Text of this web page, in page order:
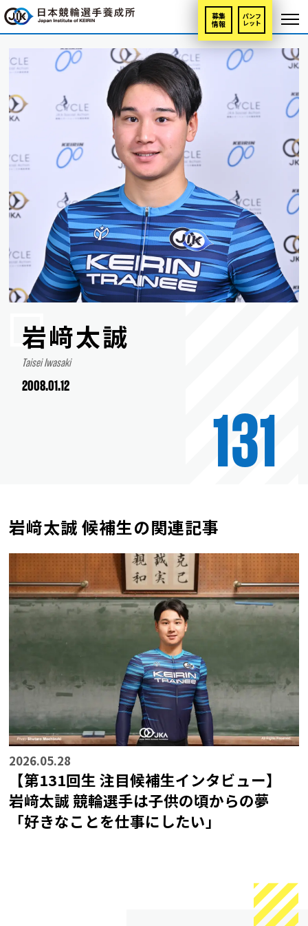
募集
情報
パンフ
レット
岩﨑太誠
Taisei Iwasaki
2008.01.12
131
岩﨑太誠 候補生の関連記事
2026.05.28
【第131回生 注目候補生インタビュー】
岩﨑太誠 競輪選手は子供の頃からの夢
「好きなことを仕事にしたい」